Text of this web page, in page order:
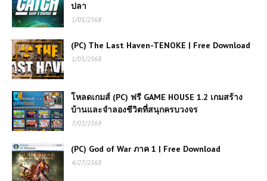
ปลา
1/05/2568
(PC) The Last Haven-TENOKE | Free Download
1/05/2568
โหลดเกมส์ (PC) ฟรี GAME HOUSE 1.2 เกมสร้าง
บ้านและจำลองชีวิตที่สนุกครบวงจร
7/03/2569
(PC) God of War ภาค 1 | Free Download
4/27/2568